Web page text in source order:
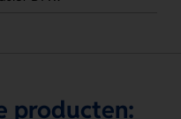
producten: